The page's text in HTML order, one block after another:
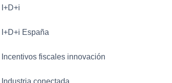
I+D+i
I+D+i España
Incentivos fiscales innovación
Industria conectada